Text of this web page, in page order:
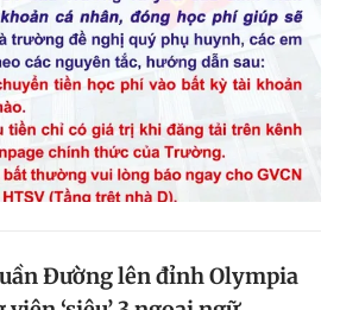
Đường lên đỉnh Olympia